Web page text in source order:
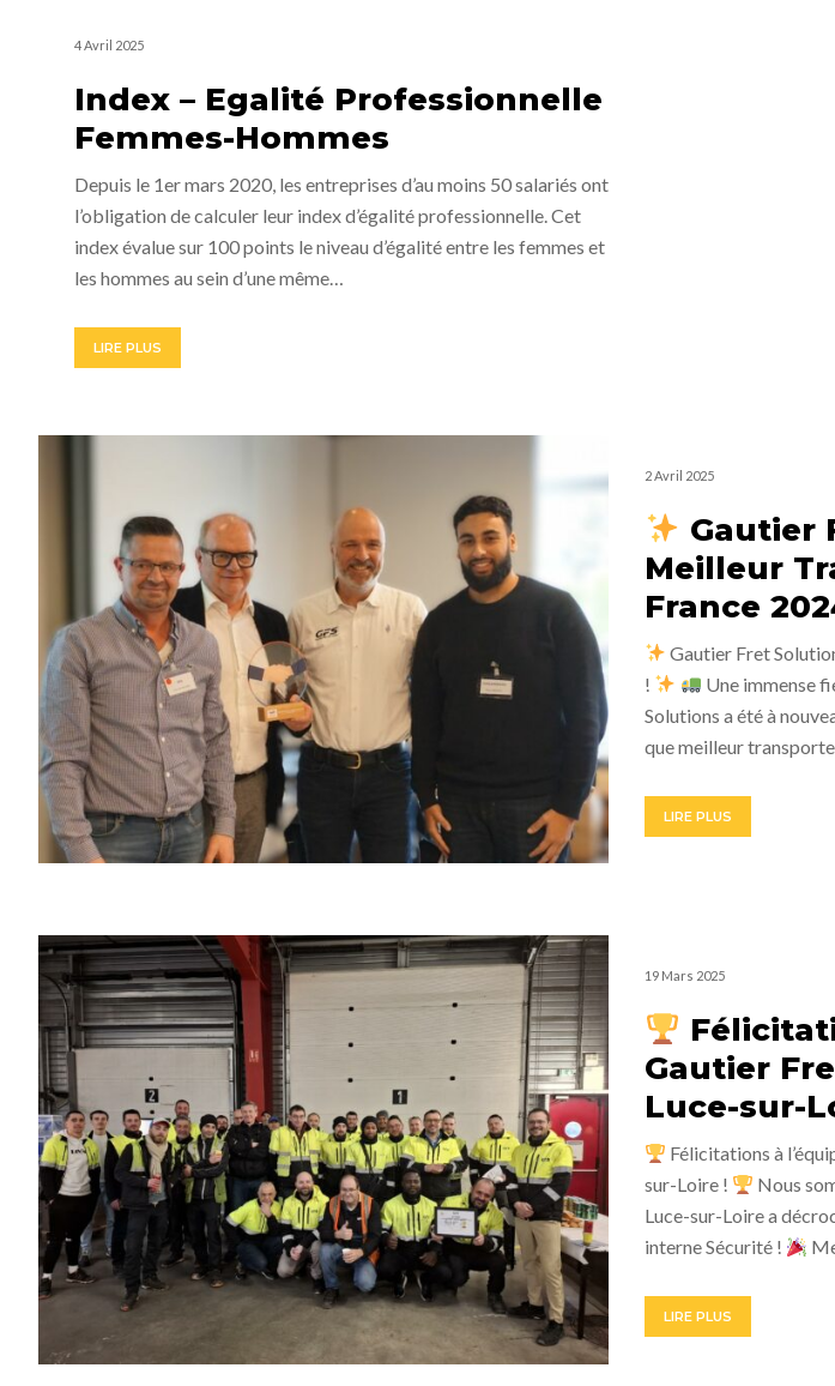
4 Avril 2025
Index – Egalité Professionnelle
Femmes-Hommes
Depuis le 1er mars 2020, les entreprises d’au moins 50 salariés ont
l’obligation de calculer leur index d’égalité professionnelle. Cet
index évalue sur 100 points le niveau d’égalité entre les femmes et
les hommes au sein d’une même…
LIRE PLUS
2 Avril 2025
Gautier
Meilleur
France
Gautier Fret
!
Une immense
Solutions a été à
que meilleur
LIRE PLUS
19 Mars 2025
Gautier
Luce-sur-
Félicitations à
sur-Loire !
Nous
Luce-sur-Loire a
interne Sécurité !
LIRE PLUS